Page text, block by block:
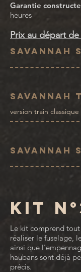
Garantie
heures
Prix au départ
Savannah S
Savannah
version train classique
Savannah
KIT
Le kit comprend
réaliser le fuselage,
ainsi que
haubans sont déjà
précis.